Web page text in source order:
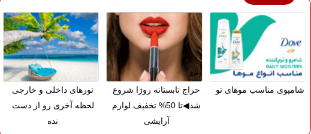
شامپوی مناسب موهای تو
حراج تابستانه روژا شروع
شد◀تا 50% تخفیف لوازم
آرایشی
تورهای داخلی و خارجی
لحظه آخری رو از دست
نده